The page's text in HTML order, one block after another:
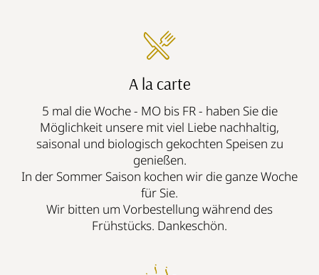
A la carte
5 mal die Woche - MO bis FR - haben Sie die
Möglichkeit unsere mit viel Liebe nachhaltig,
saisonal und biologisch gekochten Speisen zu
genießen.
In der Sommer Saison kochen wir die ganze Woche
für Sie.
Wir bitten um Vorbestellung während des
Frühstücks. Dankeschön.